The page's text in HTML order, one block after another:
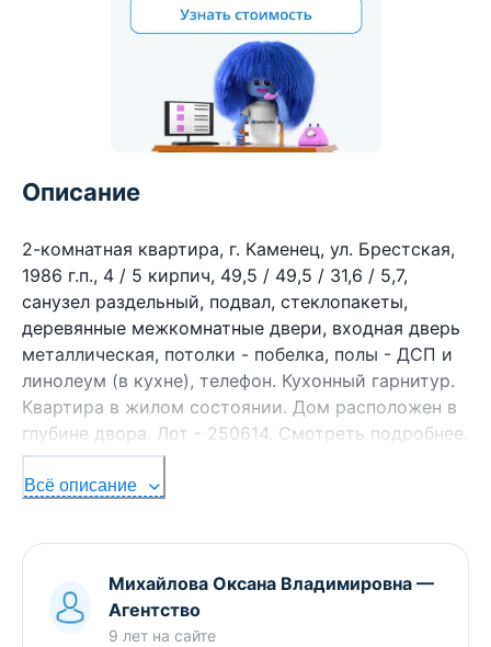
Описание
2-комнатная квартира, г. Каменец, ул. Брестская,
1986 г.п., 4 / 5 кирпич, 49,5 / 49,5 / 31,6 / 5,7,
санузел раздельный, подвал, стеклопакеты,
деревянные межкомнатные двери, входная дверь
металлическая, потолки - побелка, полы - ДСП и
линолеум (в кухне), телефон. Кухонный гарнитур.
Квартира в жилом состоянии. Дом расположен в
глубине двора. Лот - 250614. Смотреть подробнее.
Здесь можно подписаться на рассылку новых
Брестском регионе прямо Вам в Viber или
Telegram ЗАО «АЛЬТЕРНАТИВА Брест». УНП
291427570 Лицензия № 02240/303 от 02.02.2016г.
Договор номер 614/1 от 21.03.2025
Всё описание
Михайлова Оксана Владимировна—
Агентство
9 летна сайте